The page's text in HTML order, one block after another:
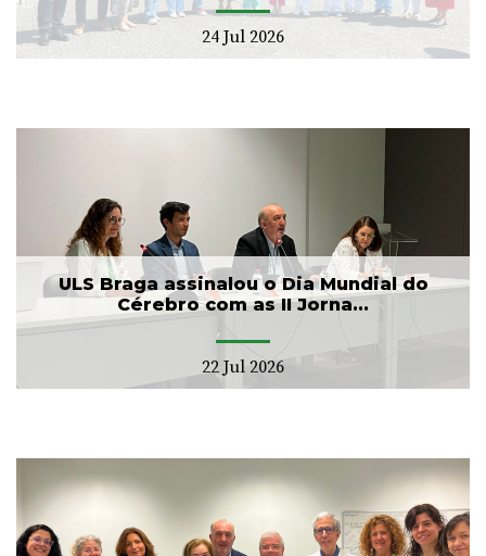
24 Jul 2026
ULS Braga assinalou o Dia Mundial do
Cérebro com as II Jorna...
22 Jul 2026